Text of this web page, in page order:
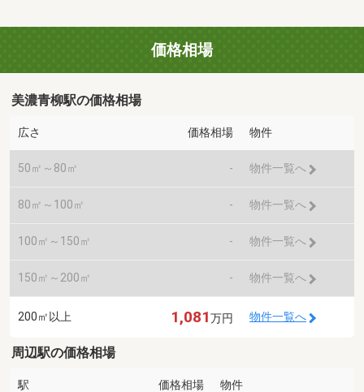
価格相場
美濃青柳駅の価格相場
広さ 価格相場 物件
50㎡～80㎡ - 物件一覧へ
80㎡～100㎡ - 物件一覧へ
100㎡～150㎡ - 物件一覧へ
150㎡～200㎡ - 物件一覧へ
200㎡以上 1,081万円 物件一覧へ
周辺駅の価格相場
駅 価格相場 物件